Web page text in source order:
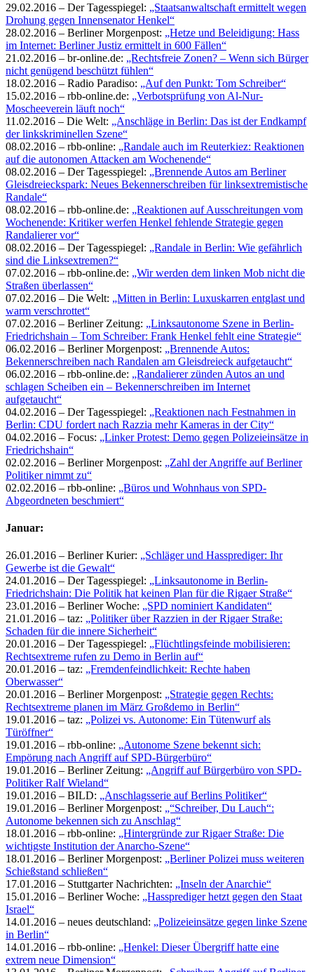
29.02.2016 – Der Tagesspiegel: „Staatsanwaltschaft ermittelt wegen
Drohung gegen Innensenator Henkel“
28.02.2016 – Berliner Morgenpost: „Hetze und Beleidigung: Hass
im Internet: Berliner Justiz ermittelt in 600 Fällen“
21.02.2016 – br-online.de: „Rechtsfreie Zonen? – Wenn sich Bürger
nicht genügend beschützt fühlen“
18.02.2016 – Radio Paradiso: „Auf den Punkt: Tom Schreiber“
15.02.2016 – rbb-online.de: „Verbotsprüfung von Al-Nur-
Moscheeverein läuft noch“
11.02.2016 – Die Welt: „Anschläge in Berlin: Das ist der Endkampf
der linkskriminellen Szene“
08.02.2016 – rbb-online: „Randale auch im Reuterkiez: Reaktionen
auf die autonomen Attacken am Wochenende“
08.02.2016 – Der Tagesspiegel: „Brennende Autos am Berliner
Gleisdreieckspark: Neues Bekennerschreiben für linksextremistische
Randale“
08.02.2016 – rbb-online.de: „Reaktionen auf Ausschreitungen vom
Wochenende: Kritiker werfen Henkel fehlende Strategie gegen
Randalierer vor“
08.02.2016 – Der Tagesspiegel: „Randale in Berlin: Wie gefährlich
sind die Linksextremen?“
07.02.2016 – rbb-online.de: „Wir werden dem linken Mob nicht die
Straßen überlassen“
07.02.2016 – Die Welt: „Mitten in Berlin: Luxuskarren entglast und
warm verschrottet“
07.02.2016 – Berliner Zeitung: „Linksautonome Szene in Berlin-
Friedrichshain – Tom Schreiber: Frank Henkel fehlt eine Strategie“
06.02.2016 – Berliner Morgenpost: „Brennende Autos:
Bekennerschreiben nach Randalen am Gleisdreieck aufgetaucht“
06.02.2016 – rbb-online.de: „Randalierer zünden Autos an und
schlagen Scheiben ein – Bekennerschreiben im Internet
aufgetaucht“
04.02.2016 – Der Tagesspiegel: „Reaktionen nach Festnahmen in
Berlin: CDU fordert nach Razzia mehr Kameras in der City“
04.02.2016 – Focus: „Linker Protest: Demo gegen Polizeieinsätze in
Friedrichshain“
02.02.2016 – Berliner Morgenpost: „Zahl der Angriffe auf Berliner
Politiker nimmt zu“
02.02.2016 – rbb-online: „Büros und Wohnhaus von SPD-
Abgeordneten beschmiert“
Januar:
26.01.2016 – Berliner Kurier: „Schläger und Hassprediger: Ihr
Gewerbe ist die Gewalt“
24.01.2016 – Der Tagesspiegel: „Linksautonome in Berlin-
Friedrichshain: Die Politik hat keinen Plan für die Rigaer Straße“
23.01.2016 – Berliner Woche: „SPD nominiert Kandidaten“
21.01.2016 – taz: „Politiker über Razzien in der Rigaer Straße:
Schaden für die innere Sicherheit“
20.01.2016 – Der Tagesspiegel: „Flüchtlingsfeinde mobilisieren:
Rechtsextreme rufen zu Demo in Berlin auf“
20.01.2016 – taz: „Fremdenfeindlichkeit: Rechte haben
Oberwasser“
20.01.2016 – Berliner Morgenpost: „Strategie gegen Rechts:
Rechtsextreme planen im März Großdemo in Berlin“
19.01.2016 – taz: „Polizei vs. Autonome: Ein Tütenwurf als
Türöffner“
19.01.2016 – rbb-online: „Autonome Szene bekennt sich:
Empörung nach Angriff auf SPD-Bürgerbüro“
19.01.2016 – Berliner Zeitung: „Angriff auf Bürgerbüro von SPD-
Politiker Ralf Wieland“
19.01.2016 – BILD: „Anschlagsserie auf Berlins Politiker“
19.01.2016 – Berliner Morgenpost: „“Schreiber, Du Lauch“:
Autonome bekennen sich zu Anschlag“
18.01.2016 – rbb-online: „Hintergründe zur Rigaer Straße: Die
wichtigste Institution der Anarcho-Szene“
18.01.2016 – Berliner Morgenpost: „Berliner Polizei muss weiteren
Schießstand schließen“
17.01.2016 – Stuttgarter Nachrichten: „Inseln der Anarchie“
15.01.2016 – Berliner Woche: „Hassprediger hetzt gegen den Staat
Israel“
14.01.2016 – neues deutschland: „Polizeieinsätze gegen linke Szene
in Berlin“
14.01.2016 – rbb-online: „Henkel: Dieser Übergriff hatte eine
extrem neue Dimension“